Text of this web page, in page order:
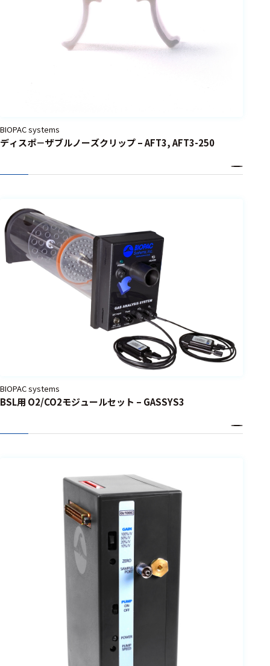
BIOPAC systems
ディスポ－ザブルノーズクリップ – AFT3, AFT3-250
BIOPAC systems
BSL用 O2/CO2モジュールセット – GASSYS3